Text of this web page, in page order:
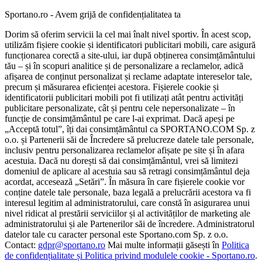
Sportano.ro - Avem grijă de confidențialitatea ta
Dorim să oferim servicii la cel mai înalt nivel sportiv. În acest scop,
utilizăm fișiere cookie și identificatori publicitari mobili, care asigură
funcționarea corectă a site-ului, iar după obținerea consimțământului
tău – și în scopuri analitice și de personalizare a reclamelor, adică
afișarea de conținut personalizat și reclame adaptate intereselor tale,
precum și măsurarea eficienței acestora. Fișierele cookie și
identificatorii publicitari mobili pot fi utilizați atât pentru activități
publicitare personalizate, cât și pentru cele nepersonalizate – în
funcție de consimțământul pe care l-ai exprimat. Dacă apeși pe
„Acceptă totul”, îți dai consimțământul ca SPORTANO.COM Sp. z
o.o. și Partenerii săi de Încredere să prelucreze datele tale personale,
inclusiv pentru personalizarea reclamelor afișate pe site și în afara
acestuia. Dacă nu dorești să dai consimțământul, vrei să limitezi
domeniul de aplicare al acestuia sau să retragi consimțământul deja
acordat, accesează „Setări”. În măsura în care fișierele cookie vor
conține datele tale personale, baza legală a prelucrării acestora va fi
interesul legitim al administratorului, care constă în asigurarea unui
nivel ridicat al prestării serviciilor și al activităților de marketing ale
administratorului și ale Partenerilor săi de încredere. Administratorul
datelor tale cu caracter personal este Sportano.com Sp. z o.o.
Contact: gdpr@sportano.ro Mai multe informații găsești în Politica
de confidențialitate și Politica privind modulele cookie - Sportano.ro.